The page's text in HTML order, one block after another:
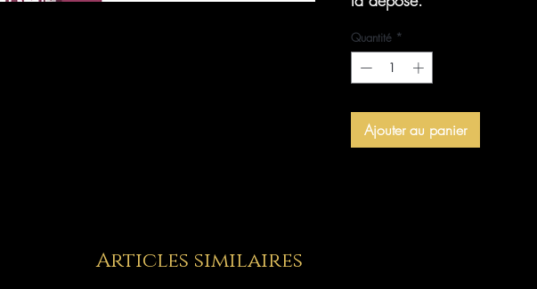
Quantité *
Ajouter au panier
Articles similaires